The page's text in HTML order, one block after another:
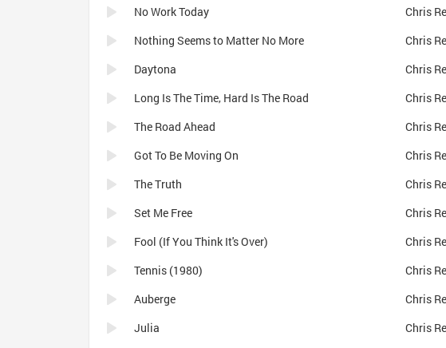
No Work Today
Chris
Nothing Seems to Matter No More
Chris
Daytona
Chris
Long Is The Time, Hard Is The Road
Chris
The Road Ahead
Chris
Got To Be Moving On
Chris
The Truth
Chris
Set Me Free
Chris
Fool (If You Think It's Over)
Chris
Tennis (1980)
Chris
Auberge
Chris
Julia
Chris